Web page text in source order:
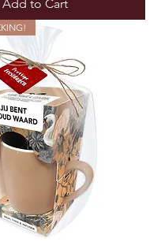
Add to Cart